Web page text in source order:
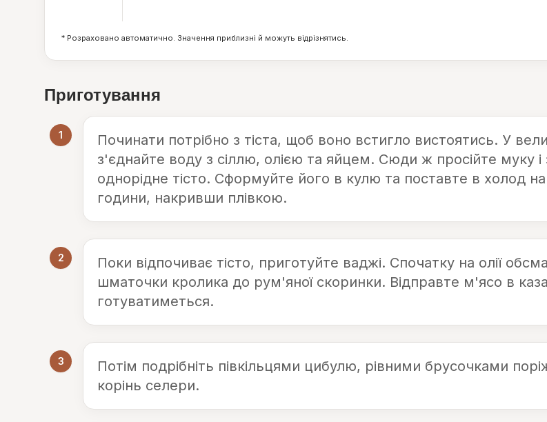
* Розраховано автоматично. Значення приблизні й можуть відрізнятись.
Приготування
1
Починати потрібно з тіста, щоб воно встигло вистоятись. У
з'єднайте воду з сіллю, олією та яйцем. Сюди ж просійте муку і
однорідне тісто. Сформуйте його в кулю та поставте в холод на
години, накривши плівкою.
2
Поки відпочиває тісто, приготуйте ваджі. Спочатку на олії
шматочки кролика до рум'яної скоринки. Відправте м'ясо в
готуватиметься.
3
Потім подрібніть півкільцями цибулю, рівними брусочками
корінь селери.